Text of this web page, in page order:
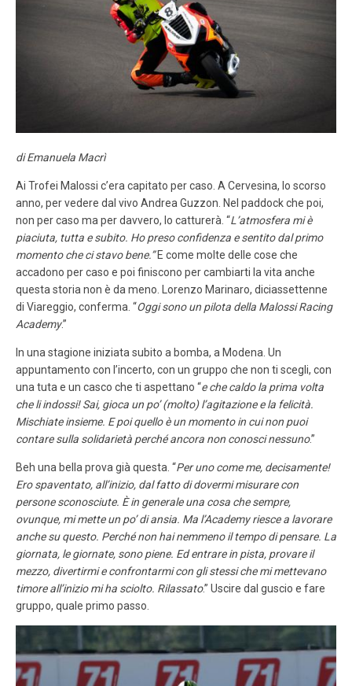
ISCRIVITI ALLA GARA
MALOSSI RACING ACADEMY
VELOCE EROI NEL VENTO
PHOTOGALLERY
CLASSIFICHE
CONTATTI
di Emanuela Macrì
Ai Trofei Malossi c’era capitato per caso. A Cervesina, lo scorso
anno, per vedere dal vivo Andrea Guzzon. Nel paddock che poi,
non per caso ma per davvero, lo catturerà. “L’atmosfera mi è
piaciuta, tutta e subito. Ho preso confidenza e sentito dal primo
momento che ci stavo bene.”E come molte delle cose che
accadono per caso e poi finiscono per cambiarti la vita anche
questa storia non è da meno. Lorenzo Marinaro, diciassettenne
di Viareggio, conferma. “Oggi sono un pilota della Malossi Racing
Academy.”
In una stagione iniziata subito a bomba, a Modena. Un
appuntamento con l’incerto, con un gruppo che non ti scegli, con
una tuta e un casco che ti aspettano “e che caldo la prima volta
che li indossi! Sai, gioca un po’ (molto) l’agitazione e la felicità.
Mischiate insieme. E poi quello è un momento in cui non puoi
contare sulla solidarietà perché ancora non conosci nessuno.”
Beh una bella prova già questa. “Per uno come me, decisamente!
Ero spaventato, all’inizio, dal fatto di dovermi misurare con
persone sconosciute. È in generale una cosa che sempre,
ovunque, mi mette un po’ di ansia. Ma l’Academy riesce a lavorare
anche su questo. Perché non hai nemmeno il tempo di pensare. La
giornata, le giornate, sono piene. Ed entrare in pista, provare il
mezzo, divertirmi e confrontarmi con gli stessi che mi mettevano
timore all’inizio mi ha sciolto. Rilassato.” Uscire dal guscio e fare
gruppo, quale primo passo.